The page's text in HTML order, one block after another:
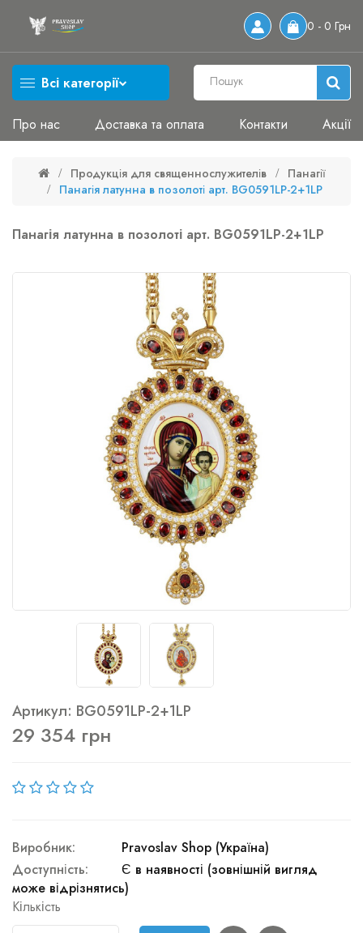
0 - 0 Грн
Всі категорії
Про нас Доставка та оплата Контакти Акції
Продукція для священнослужителів
Панагії
Панагія латунна в позолоті арт. BG0591LP-2+1LP
Панагія латунна в позолоті арт. BG0591LP-2+1LP
Артикул: BG0591LP-2+1LP
29 354 грн
Виробник:
Pravoslav Shop (Україна)
Доступність:
Є в наявності (зовнішній вигляд
може відрізнятись)
Кількість